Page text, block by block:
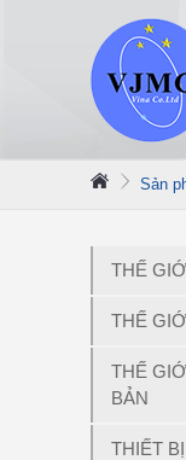
Sản
THẾ
THẾ
THẾ
BẢN
THIẾT